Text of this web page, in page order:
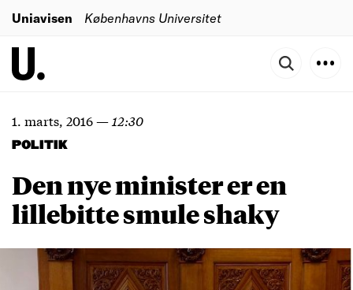
Uniavisen Københavns Universitet
1. marts, 2016— 12:30
POLITIK
Den nye minister er en
lillebitte smule shaky